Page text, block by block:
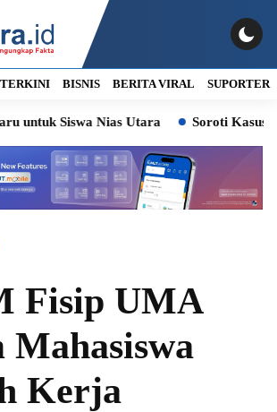
BISNIS BERITA VIRAL SUPORTER
Siswa Nias Utara Soroti Kasus Lurah
Fisip UMA
Kerja